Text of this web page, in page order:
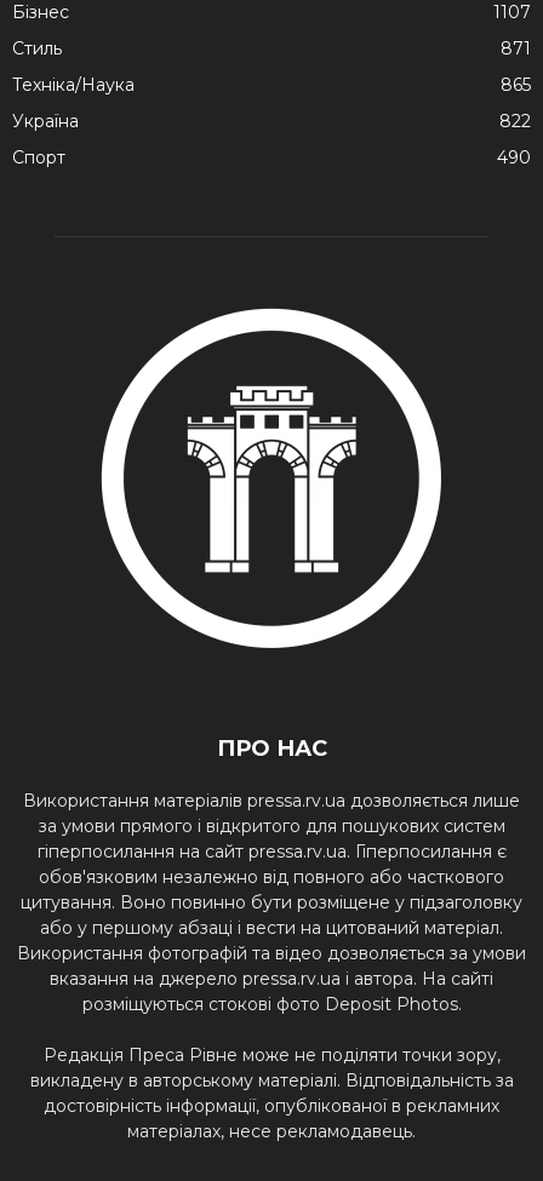
Бізнес
1107
Стиль
871
Техніка/Наука
865
Україна
822
Спорт
490
ПРО НАС
Використання матеріалів pressa.rv.ua дозволяється лише
за умови прямого і відкритого для пошукових систем
гіперпосилання на сайт pressa.rv.ua. Гіперпосилання є
обов'язковим незалежно від повного або часткового
цитування. Воно повинно бути розміщене у підзаголовку
або у першому абзаці і вести на цитований матеріал.
Використання фотографій та відео дозволяється за умови
вказання на джерело pressa.rv.ua і автора. На сайті
розміщуються стокові фото Deposit Photos.
Редакція Преса Рівне може не поділяти точки зору,
викладену в авторському матеріалі. Відповідальність за
достовірність інформації, опублікованої в рекламних
матеріалах, несе рекламодавець.